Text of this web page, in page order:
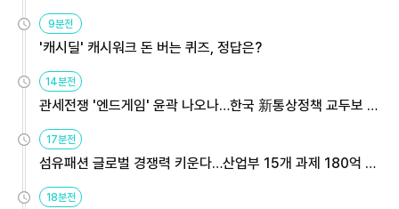
9분전
'캐시딜' 캐시워크 돈 버는 퀴즈, 정답은?
14분전
관세전쟁 '엔드게임' 윤곽 나오나…한국 新통상정책 교두보 활
용해야
17분전
섬유패션 글로벌 경쟁력 키운다…산업부 15개 과제 180억 지
원
18분전